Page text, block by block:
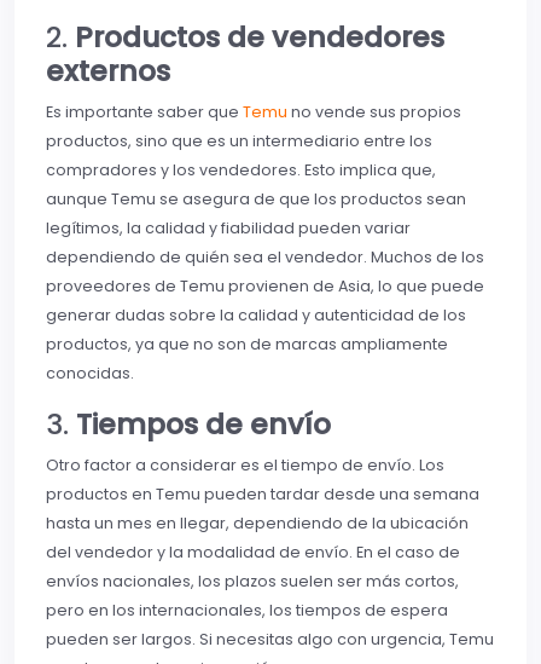
2. Productos de vendedores
externos
Es importante saber que Temu no vende sus propios
productos, sino que es un intermediario entre los
compradores y los vendedores. Esto implica que,
aunque Temu se asegura de que los productos sean
legítimos, la calidad y fiabilidad pueden variar
dependiendo de quién sea el vendedor. Muchos de los
proveedores de Temu provienen de Asia, lo que puede
generar dudas sobre la calidad y autenticidad de los
productos, ya que no son de marcas ampliamente
conocidas.
3. Tiempos de envío
Otro factor a considerar es el tiempo de envío. Los
productos en Temu pueden tardar desde una semana
hasta un mes en llegar, dependiendo de la ubicación
del vendedor y la modalidad de envío. En el caso de
envíos nacionales, los plazos suelen ser más cortos,
pero en los internacionales, los tiempos de espera
pueden ser largos. Si necesitas algo con urgencia, Temu